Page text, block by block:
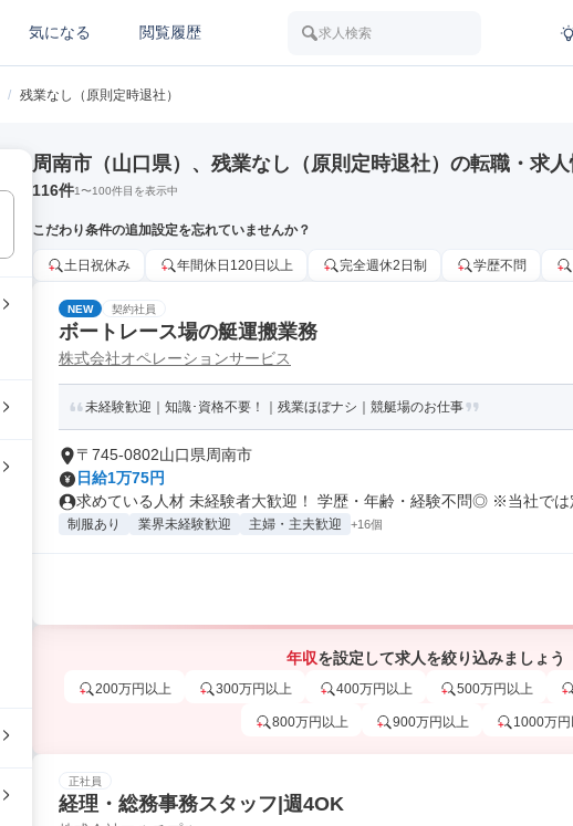
気になる 閲覧履歴 求人検索
/ 残業なし（原則定時退社）
周南市（山口県）、残業なし（原則定時退社）の転職・求
116件1〜100件目を表示中
こだわり条件の追加設定を忘れていませんか？
土日祝休み 年間休日120日以上 完全週休2日制 学歴不問
NEW 契約社員
ボートレース場の艇運搬業務
株式会社オペレーションサービス
未経験歓迎｜知識･資格不要！｜残業ほぼナシ｜競艇場のお仕事
〒745-0802山口県周南市
日給1万75円
求めている人材 未経験者大歓迎！ 学歴・年齢・経験不問◎ ※当社では
制服あり 業界未経験歓迎 主婦・主夫歓迎 +16個
年収を設定して求人を絞り込みましょう
200万円以上 300万円以上 400万円以上 500万円以上
800万円以上 900万円以上 1000万
正社員
経理・総務事務スタッフ|週4OK